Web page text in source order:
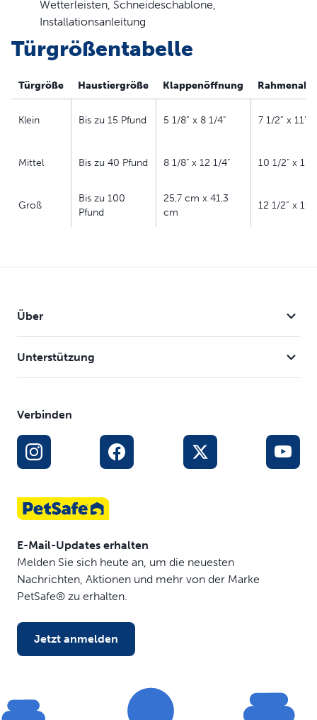
Wetterleisten, Schneideschablone,
Installationsanleitung
Türgrößentabelle
Türgröße Haustiergröße Klappenöffnung
Klein Bis zu 15 Pfund 5 1/8” x 8 1/4" 7 1/2” x 11”
Mittel Bis zu 40 Pfund 8 1/8" x 12 1/4" 10 1/2" x 15"
Groß
Bis zu 100
Pfund
25,7 cm x 41,3
cm
12 1/2” x 19
Über
Unterstützung
Verbinden
E-Mail-Updates erhalten
Melden Sie sich heute an, um die neuesten
Nachrichten, Aktionen und mehr von der Marke
PetSafe® zu erhalten.
Jetzt anmelden